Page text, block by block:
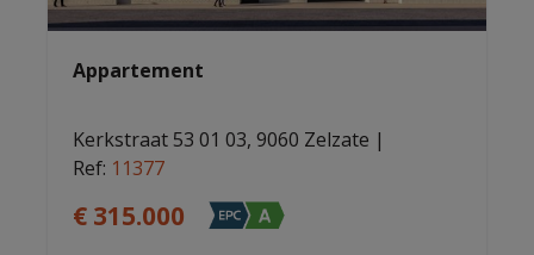
Appartement
Kerkstraat 53 01 03, 9060 Zelzate |
Ref: 11377
€ 315.000